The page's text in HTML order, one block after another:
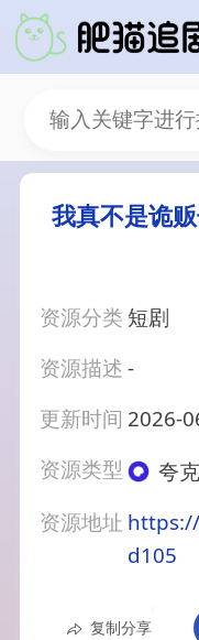
我真不是诡
资源分类 短剧
资源描述-
更新时间 2026-
资源类型
夸
资源地址
d105
复制分享